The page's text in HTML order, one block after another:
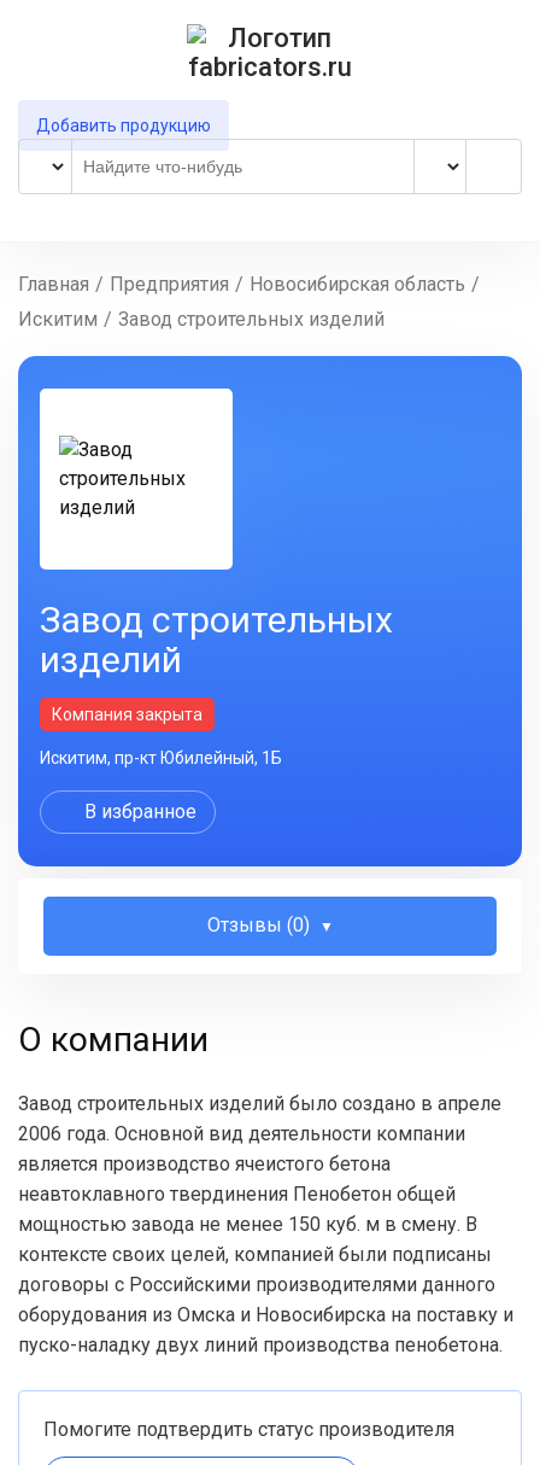
Добавить продукцию
Главная / Предприятия / Новосибирская область /
Искитим / Завод строительных изделий
Завод строительных
изделий
Компания закрыта
Искитим, пр-кт Юбилейный, 1Б
В избранное
Отзывы (0)
О компании
Завод строительных изделий было создано в апреле
2006 года. Основной вид деятельности компании
является производство ячеистого бетона
неавтоклавного твердинения Пенобетон общей
мощностью завода не менее 150 куб. м в смену. В
контексте своих целей, компанией были подписаны
договоры с Российскими производителями данного
оборудования из Омска и Новосибирска на поставку и
пуско-наладку двух линий производства пенобетона.
Помогите подтвердить статус производителя